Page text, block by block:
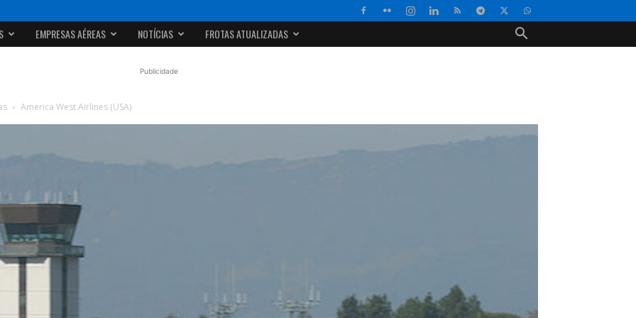
EMPRESAS AÉREAS NOTÍCIAS FROTAS ATUALIZADAS
Publicidade
America West Airlines (USA)